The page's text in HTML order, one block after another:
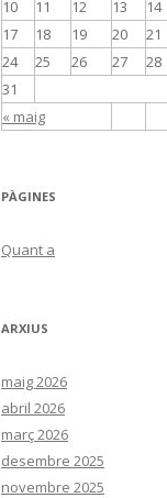
« maig
10
11 12 13 14
17
18 19 20 21
24
25 26 27 28
31
PÀGINES
Quant a
ARXIUS
maig 2026
abril 2026
març 2026
desembre 2025
novembre 2025